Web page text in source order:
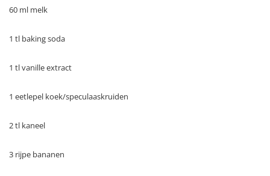
60 ml melk
1 tl baking soda
1 tl vanille extract
1 eetlepel koek/speculaaskruiden
2 tl kaneel
3 rijpe bananen